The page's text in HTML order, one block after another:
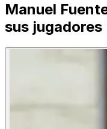
Manuel
sus jugadores